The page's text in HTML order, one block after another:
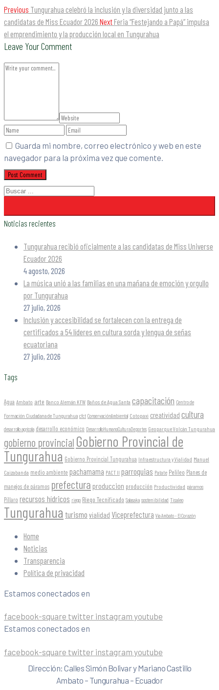
Previous Tungurahua celebró la inclusión y la diversidad junto a las
candidatas de Miss Ecuador 2026 Next Feria “Festejando a Papá” impulsa
el emprendimiento y la producción local en Tungurahua
Leave Your Comment
Guarda mi nombre, correo electrónico y web en este
navegador para la próxima vez que comente.
Noticias recientes
Tungurahua recibió oficialmente a las candidatas de Miss Universe
Ecuador 2026
4 agosto, 2026
La música unió a las familias en una mañana de emoción y orgullo
por Tungurahua
27 julio, 2026
Inclusión y accesibilidad se fortalecen con la entrega de
certificados a 54 líderes en cultura sorda y lengua de señas
ecuatoriana
27 julio, 2026
Tags
Agua Ambato arte Banco Alemán KFW Baños de Agua Santa capacitación Centro de
Formación Ciudadana de Tungurahua cfct ConservaciónAmbiental Cotopaxi creatividad cultura
desarrollo agrícola desarrollo económico DesarrolloHumanoCulturaDeportes Geoparque Volcán Tungurahua
gobierno provincial Gobierno Provincial de
Tungurahua Gobierno Provincial Tungurahua Infraestructura y Vialidad Manuel
Caizabanda medio ambiente pachamama PACT II parroquias Patate Pelileo Planes de
manejos de páramos prefectura produccion producción Productividad páramos
Píllaro recursos hídricos riego Riego Tecnificado Salasaka sostenibilidad Tisaleo
Tungurahua turismo vialidad Viceprefectura Vía Ambato - El Corazón
Home
Noticias
Transparencia
Política de privacidad
Estamos conectados en
facebook-square twitter instagram youtube
Estamos conectados en
facebook-square twitter instagram youtube
Dirección: Calles Simón Bolivar y Mariano Castillo
Ambato – Tungurahua – Ecuador